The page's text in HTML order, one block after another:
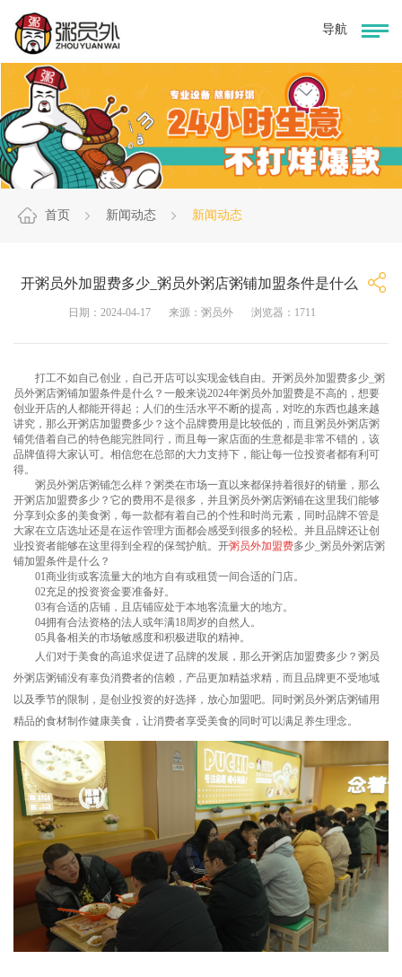
首页 新闻动态 新闻动态
开粥员外加盟费多少_粥员外粥店粥铺加盟条件是什么
日期：2024-04-17 来源：粥员外 浏览器：1711
打工不如自己创业，自己开店可以实现金钱自由。开粥员外加盟费多少_粥
员外粥店粥铺加盟条件是什么？一般来说2024年粥员外加盟费是不高的，想要
创业开店的人都能开得起；人们的生活水平不断的提高，对吃的东西也越来越
讲究，那么开粥店加盟费多少？这个品牌费用是比较低的，而且粥员外粥店粥
铺凭借着自己的特色能完胜同行，而且每一家店面的生意都是非常不错的，该
品牌值得大家认可。相信您在总部的大力支持下，能让每一位投资者都有利可
得。
粥员外粥店粥铺怎么样？粥类在市场一直以来都保持着很好的销量，那么
开粥店加盟费多少？它的费用不是很多，并且粥员外粥店粥铺在这里我们能够
分享到众多的美食粥，每一款都有着自己的个性和时尚元素，同时品牌不管是
大家在立店选址还是在运作管理方面都会感受到很多的轻松。并且品牌还让创
业投资者能够在这里得到全程的保驾护航。开粥员外加盟费多少_粥员外粥店粥
铺加盟条件是什么？
01商业街或客流量大的地方自有或租赁一间合适的门店。
02充足的投资资金要准备好。
03有合适的店铺，且店铺应处于本地客流量大的地方。
04拥有合法资格的法人或年满18周岁的自然人。
05具备相关的市场敏感度和积极进取的精神。
人们对于美食的高追求促进了品牌的发展，那么开粥店加盟费多少？粥员
外粥店粥铺没有辜负消费者的信赖，产品更加精益求精，而且品牌更不受地域
以及季节的限制，是创业投资的好选择，放心加盟吧。同时粥员外粥店粥铺用
精品的食材制作健康美食，让消费者享受美食的同时可以满足养生理念。